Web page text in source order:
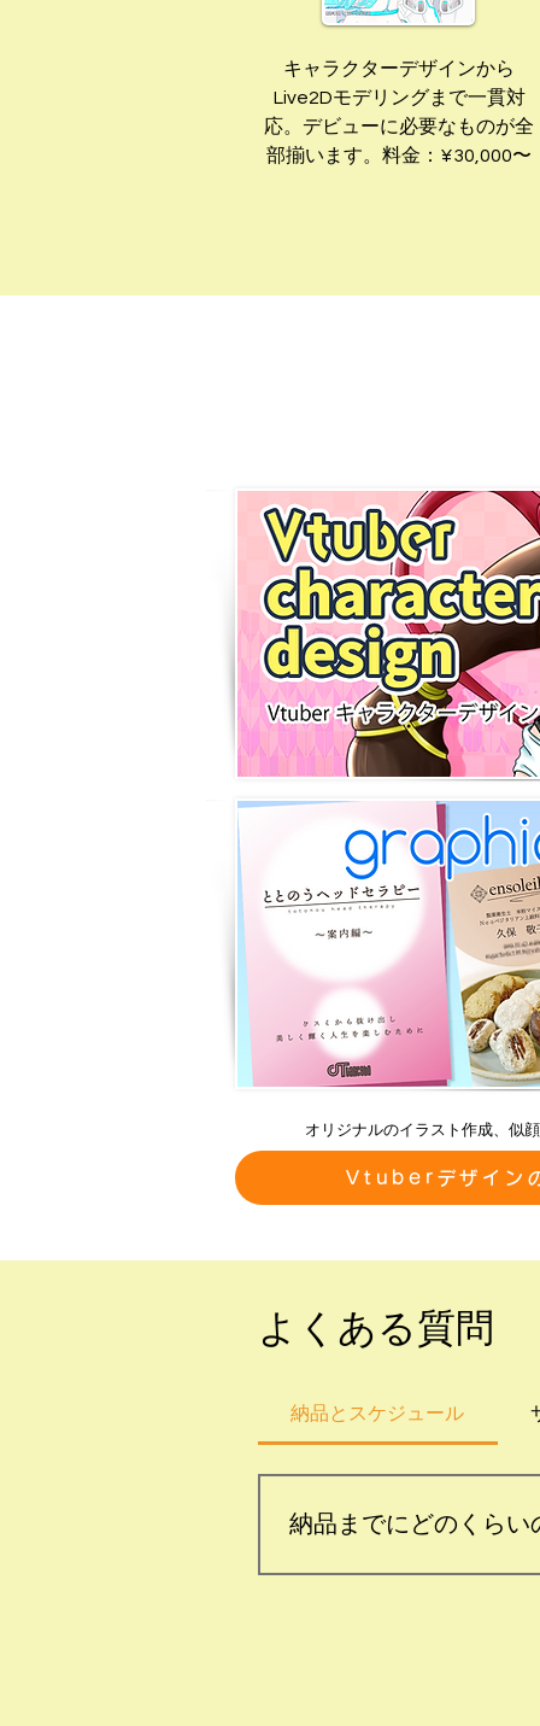
キャラクターデザインから
Live2Dモデリングまで一貫対
応。デビューに必要なものが全
部揃います。料金：¥30,000〜
オリジナルのイラスト作成、似
Vtuberデザイン
よくある質問
納品とスケジュール
納品までにどのくらい